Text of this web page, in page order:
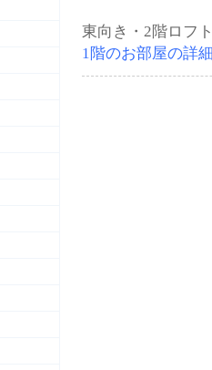
東向き・2階ロフ
1階のお部屋の詳